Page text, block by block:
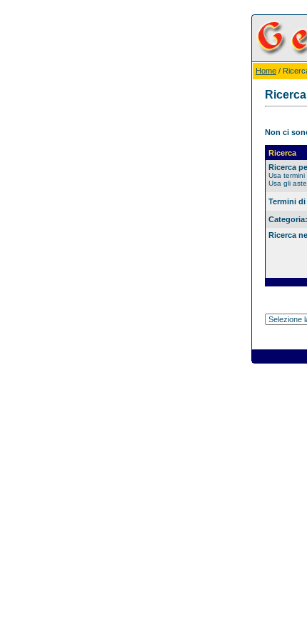
Home /
Ricerca
Non ci
Ricerca
Ricerca
Usa termini
Usa gli
Termini di
Categoria:
Ricerca